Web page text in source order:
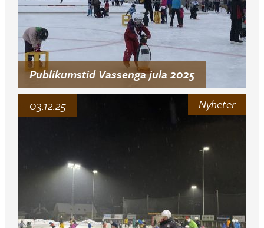
Publikumstid Vassenga jula 2025
Nyheter
03.12.25